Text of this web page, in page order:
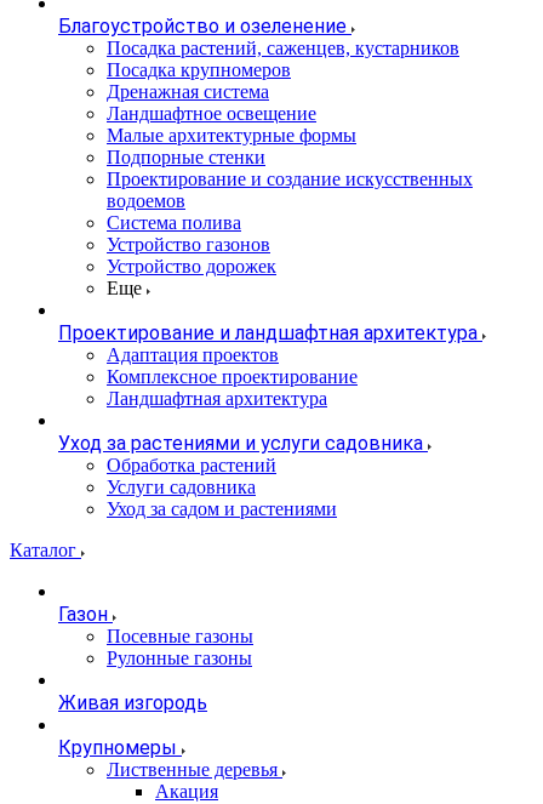
Благоустройство и озеленение
Посадка растений, саженцев, кустарников
Посадка крупномеров
Дренажная система
Ландшафтное освещение
Малые архитектурные формы
Подпорные стенки
Проектирование и создание искусственных
водоемов
Система полива
Устройство газонов
Устройство дорожек
Еще
Проектирование и ландшафтная архитектура
Адаптация проектов
Комплексное проектирование
Ландшафтная архитектура
Уход за растениями и услуги садовника
Обработка растений
Услуги садовника
Уход за садом и растениями
Каталог
Газон
Посевные газоны
Рулонные газоны
Живая изгородь
Крупномеры
Лиственные деревья
Акация